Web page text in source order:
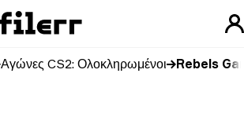
Αγώνες CS2: Ολοκληρωμένοι Rebels